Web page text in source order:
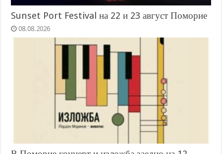
Sunset Port Festival на 22 и 23 август Поморие
08.08.2026